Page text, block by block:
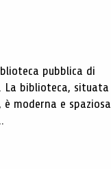
pubblica di
La biblioteca, situata
moderna e spaziosa